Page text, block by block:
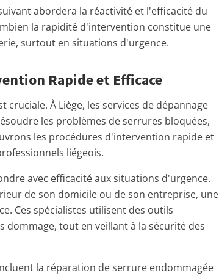
abordera la réactivité et l'efficacité du
la rapidité d'intervention constitue une
surtout en situations d'urgence.
Rapide et Efficace
À Liège, les services de dépannage
les problèmes de serrures bloquées,
les procédures d'intervention rapide et
liégeois.
avec efficacité aux situations d'urgence.
de son domicile ou de son entreprise, une
Ces spécialistes utilisent des outils
tout en veillant à la sécurité des
la réparation de serrure endommagée